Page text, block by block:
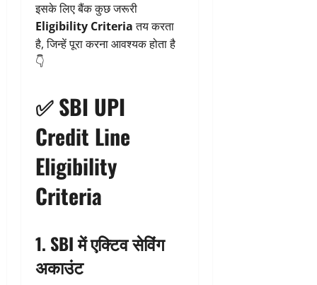
इसके लिए बैंक कुछ जरूरी
Eligibility Criteriaतय करता
है, जिन्हें पूरा करना आवश्यक होता है
👇
✅SBI UPI
Credit Line
Eligibility
Criteria
1. SBI में एक्टिव सेविंग
अकाउंट